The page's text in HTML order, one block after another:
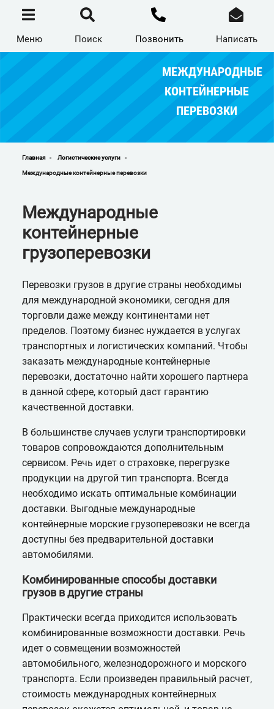
содержанию
Меню Поиск Позвонить Написать
МЕЖДУНАРОДНЫЕ
КОНТЕЙНЕРНЫЕ
ПЕРЕВОЗКИ
Строка
Главная Логистические услуги
Международные контейнерные перевозки
Международные
контейнерные
грузоперевозки
Перевозки грузов в другие страны необходимы
для международной экономики, сегодня для
торговли даже между континентами нет
пределов. Поэтому бизнес нуждается в услугах
транспортных и логистических компаний. Чтобы
заказать международные контейнерные
перевозки, достаточно найти хорошего партнера
в данной сфере, который даст гарантию
качественной доставки.
В большинстве случаев услуги транспортировки
товаров сопровождаются дополнительным
сервисом. Речь идет о страховке, перегрузке
продукции на другой тип транспорта. Всегда
необходимо искать оптимальные комбинации
доставки. Выгодные международные
контейнерные морские грузоперевозки не всегда
доступны без предварительной доставки
автомобилями.
Комбинированные способы доставки
грузов в другие страны
Практически всегда приходится использовать
комбинированные возможности доставки. Речь
идет о совмещении возможностей
автомобильного, железнодорожного и морского
транспорта. Если произведен правильный расчет,
стоимость международных контейнерных